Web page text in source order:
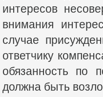
интересов
внимания
случае
ответчику
обязанность по
должна быть